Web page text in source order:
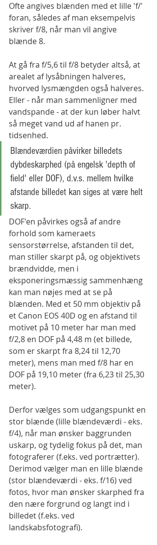
Ofte angives blænden med et lille 'f/'
foran, således af man eksempelvis
skriver f/8, når man vil angive
blænde 8.
At gå fra f/5,6 til f/8 betyder altså, at
arealet af lysåbningen halveres,
hvorved lysmængden også halveres.
Eller - når man sammenligner med
vandspande - at der kun løber halvt
så meget vand ud af hanen pr.
tidsenhed.
Blændeværdien påvirker billedets
dybdeskarphed (på engelsk 'depth of
field' eller DOF), d.v.s. mellem hvilke
afstande billedet kan siges at være helt
skarp.
DOF'en påvirkes også af andre
forhold som kameraets
sensorstørrelse, afstanden til det,
man stiller skarpt på, og objektivets
brændvidde, men i
eksponeringsmæssig sammenhæng
kan man nøjes med at se på
blænden. Med et 50 mm objektiv på
et Canon EOS 40D og en afstand til
motivet på 10 meter har man med
f/2,8 en DOF på 4,48 m (et billede,
som er skarpt fra 8,24 til 12,70
meter), mens man med f/8 har en
DOF på 19,10 meter (fra 6,23 til 25,30
meter).
Derfor vælges som udgangspunkt en
stor blænde (lille blændeværdi - eks.
f/4), når man ønsker baggrunden
uskarp, og tydelig fokus på det, man
fotograferer (f.eks. ved portrætter).
Derimod vælger man en lille blænde
(stor blændeværdi - eks. f/16) ved
fotos, hvor man ønsker skarphed fra
den nære forgrund og langt ind i
billedet (f.eks. ved
landskabsfotografi).